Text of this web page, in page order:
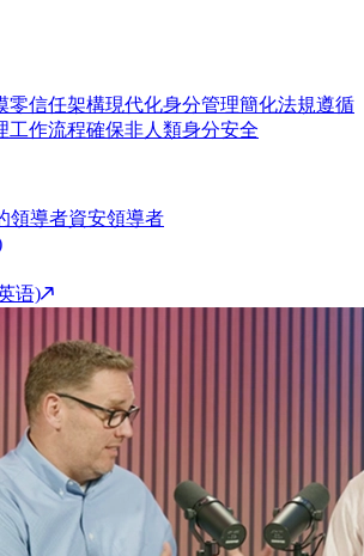
零信任架構現代化身分管理簡化法規遵循
工作流程確保非人類身分安全
領導者資安領導者
语)